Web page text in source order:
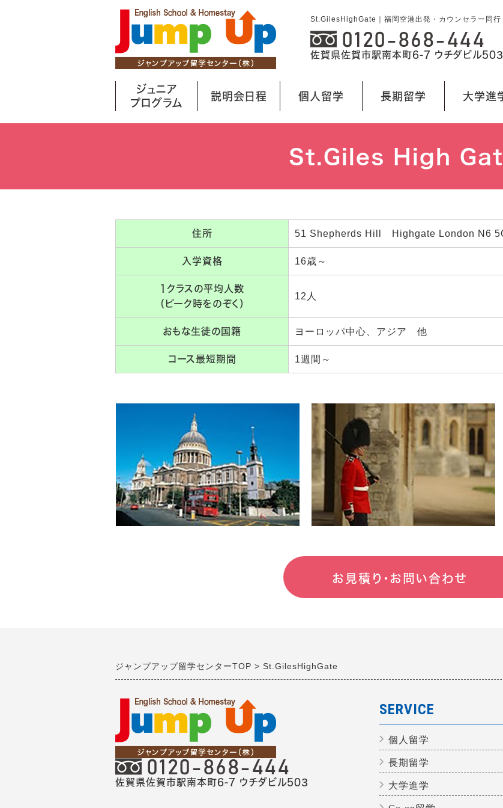
St.GilesHighGate｜福岡空港出発・カウンセラー同行
佐賀県佐賀市駅南本町6-7 ウチダビル503
ジュニア
プログラム
説明会日程 個人留学 長期留学 大学進
St.Giles High
住所 51 Shepherds Hill Highgate London N6
入学資格 16歳～
1クラスの平均人数
（ピーク時をのぞく）
12人
おもな生徒の国籍 ヨーロッパ中心、アジア 他
コース最短期間 1週間～
お見積り・お問い合わせ
ジャンプアップ留学センターTOP St.GilesHighGate
佐賀県佐賀市駅南本町6-7 ウチダビル503
SERVICE
個人留学
長期留学
大学進学